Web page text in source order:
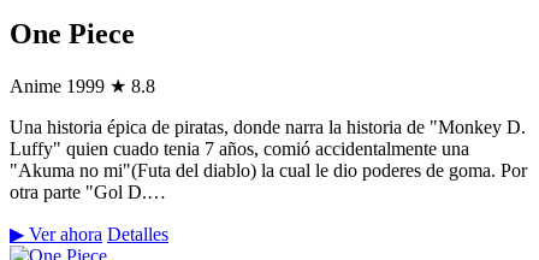
One Piece
Anime 1999 ★ 8.8
Una historia épica de piratas, donde narra la historia de "Monkey D.
Luffy" quien cuado tenia 7 años, comió accidentalmente una
"Akuma no mi"(Futa del diablo) la cual le dio poderes de goma. Por
otra parte "Gol D.…
▶ Ver ahora Detalles